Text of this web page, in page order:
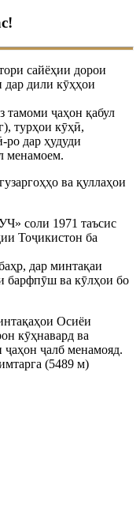
сайёҳии дорои
дар дили кӯҳҳои
тамоми ҷаҳон қабул
турҳои кӯҳӣ,
дар ҳудуди
менамоем.
ва қуллаҳои
соли 1971 таъсис
Тоҷикистон ба
дар минтақаи
барфпӯш ва кӯлҳои бо
Осиёи
кӯҳнавард ва
ҷаҳон ҷалб менамояд.
(5489 м)